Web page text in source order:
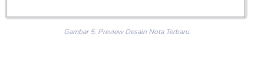
Gambar 5. Preview Desain Nota Terbaru